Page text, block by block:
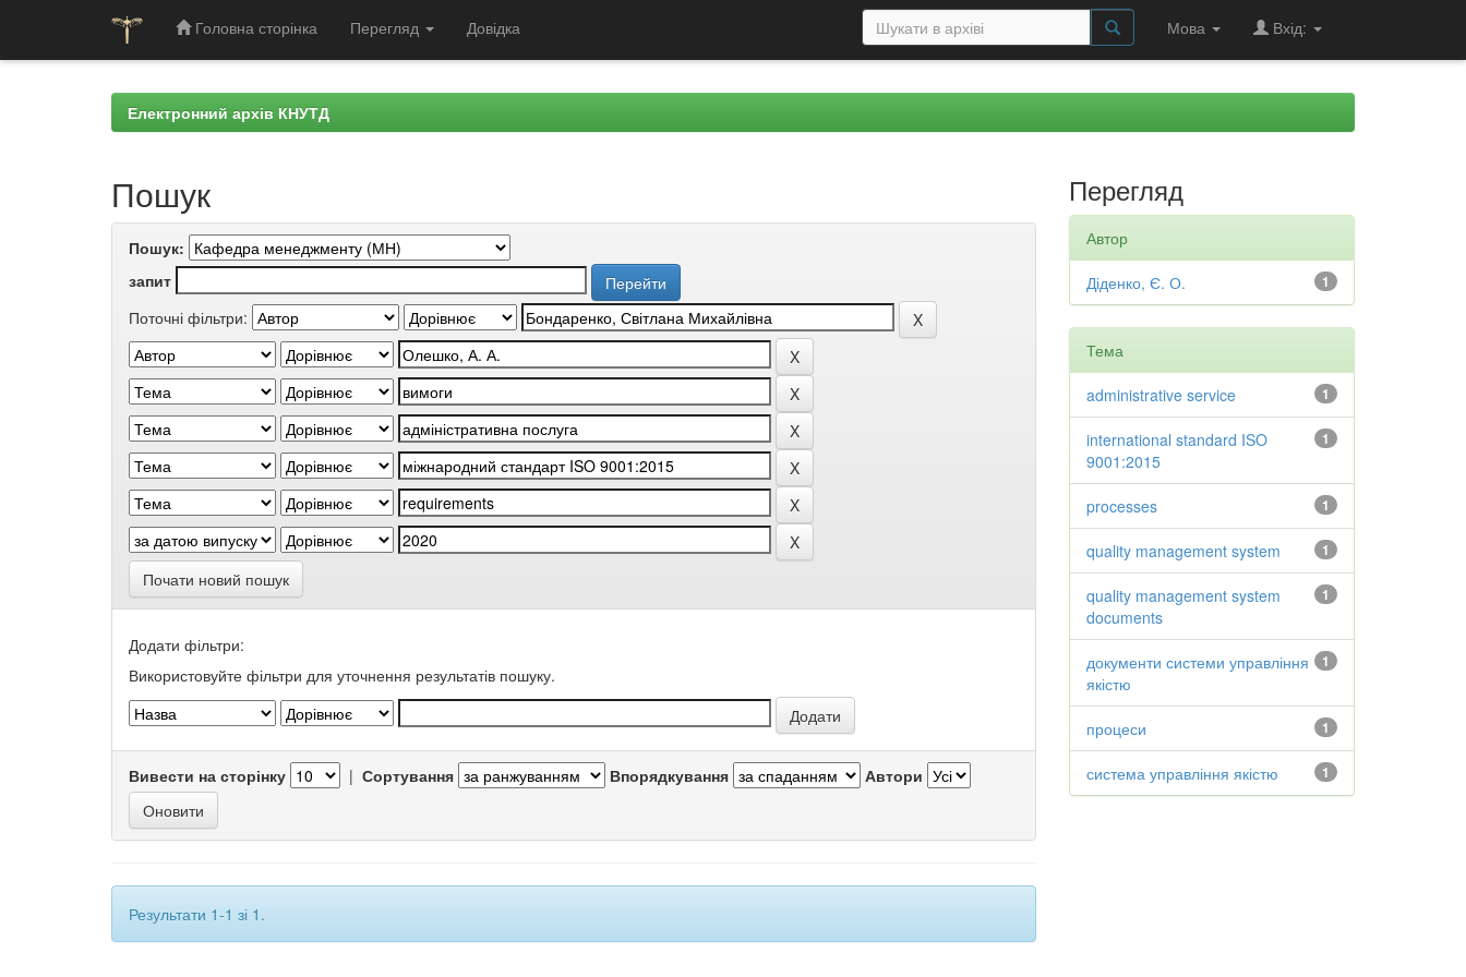
Головна сторінка Перегляд Довідка Мова Вхід:
Електронний архів КНУТД
Пошук
Пошук:
запит
Поточні фільтри:
Почати новий пошук
Додати фільтри:
Використовуйте фільтри для уточнення результатів пошуку.
Вивести на сторінку | Сортування Впорядкування Автори
Результати 1-1 зі 1.
Перегляд
Автор
1
Діденко, Є. О.
Тема
1
administrative service
1
international standard ISO
9001:2015
1
processes
1
quality management system
1
quality management system
documents
1
документи системи управління
якістю
1
процеси
1
система управління якістю